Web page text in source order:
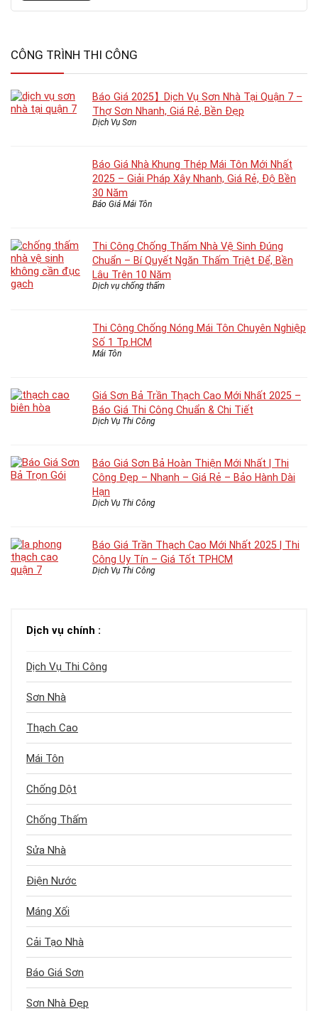
CÔNG TRÌNH THI CÔNG
Báo Giá 2025】Dịch Vụ Sơn Nhà Tại Quận 7 –
Thợ Sơn Nhanh, Giá Rẻ, Bền Đẹp
Dịch Vụ Sơn
Báo Giá Nhà Khung Thép Mái Tôn Mới Nhất
2025 – Giải Pháp Xây Nhanh, Giá Rẻ, Độ Bền
30 Năm
Báo Giá Mái Tôn
Thi Công Chống Thấm Nhà Vệ Sinh Đúng
Chuẩn – Bí Quyết Ngăn Thấm Triệt Để, Bền
Lâu Trên 10 Năm
Dịch vụ chống thấm
Thi Công Chống Nóng Mái Tôn Chuyên Nghiệp
Số 1 Tp.HCM
Mái Tôn
Giá Sơn Bả Trần Thạch Cao Mới Nhất 2025 –
Báo Giá Thi Công Chuẩn & Chi Tiết
Dịch Vụ Thi Công
Báo Giá Sơn Bả Hoàn Thiện Mới Nhất | Thi
Công Đẹp – Nhanh – Giá Rẻ – Bảo Hành Dài
Hạn
Dịch Vụ Thi Công
Báo Giá Trần Thạch Cao Mới Nhất 2025 | Thi
Công Uy Tín – Giá Tốt TPHCM
Dịch Vụ Thi Công
Dịch vụ chính :
Dịch Vụ Thi Công
Sơn Nhà
Thạch Cao
Mái Tôn
Chống Dột
Chống Thấm
Sửa Nhà
Điện Nước
Máng Xối
Cải Tạo Nhà
Báo Giá Sơn
Sơn Nhà Đẹp